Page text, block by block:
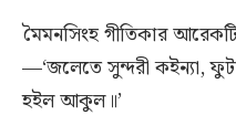
মৈমনসিংহ গীতিকার আরেকটি
—‘জলেতে সুন্দরী কইন্যা,
হইল আকুল॥’